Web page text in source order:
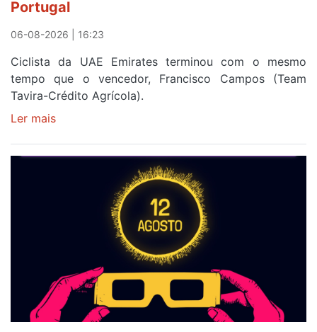
a
Portugal
Portugal
06-08-2026 | 16:23
Ciclista da UAE Emirates terminou com o mesmo
tempo que o vencedor, Francisco Campos (Team
Tavira-Crédito Agrícola).
Ler mais
ser
o
quarto
a